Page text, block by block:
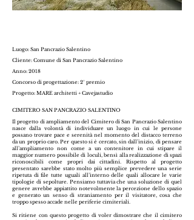
Luogo: San Pancrazio Salentino
Cliente: Comune di San Pancrazio Salentino
Anno: 2018
Concorso di progettazione: 2° premio
Progetto: MARE architetti + Cavejastudio
CIMITERO SAN PANCRAZIO SALENTINO
Il progetto di ampliamento del Cimitero di San Pancrazio Salentino
nasce dalla volontà di individuare un luogo in cui le persone
possano trovare pace e serenità nel momento del distacco terreno
da un proprio caro. Per questo si è cercato, sin dall’inizio, di pensare
all’ampliamento non come a un contenitore in cui stipare il
maggior numero possibile di loculi, bensì alla realizzazione di spazi
riconoscibili come propri dai cittadini. Rispetto al progetto
presentato sarebbe stato molto più semplice prevedere una serie
ripetuta di file tutte uguali all’interno delle quali allocare le varie
tipologie di sepolture. Pensiamo tuttavia che una soluzione di quel
genere avrebbe appiattito notevolmente la percezione dello spazio
e generato un senso di straniamento per il visitatore, cosa che
troppo spesso accade nelle periferie cimiteriali.
Si ritiene con questo progetto di voler dimostrare che il cimitero